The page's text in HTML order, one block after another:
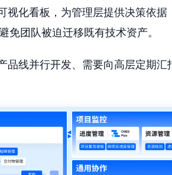
视化看板，为管理层提供决策依据
免团队被迫迁移既有技术资产。
品线并行开发、需要向高层定期汇